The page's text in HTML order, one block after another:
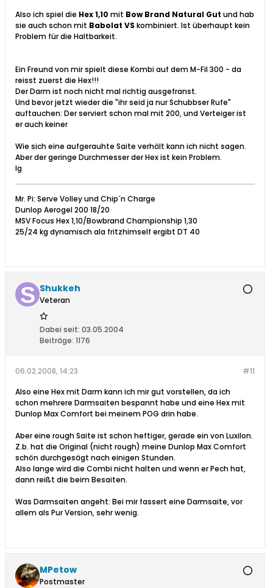
Also ich spiel die Hex 1,10 mit Bow Brand Natural Gut und hab
sie auch schon mit Babolat VS kombiniert. Ist überhaupt kein
Problem für die Haltbarkeit.
Ein Freund von mir spielt diese Kombi auf dem M-Fil 300 - da
reisst zuerst die Hex!!!
Der Darm ist noch nicht mal richtig ausgefranst.
Und bevor jetzt wieder die "ihr seid ja nur Schubbser Rufe"
auftauchen: Der serviert schon mal mit 200, und Verteiger ist
er auch keiner
Wie sich eine aufgerauhte Saite verhält kann ich nicht sagen.
Aber der geringe Durchmesser der Hex ist kein Problem.
lg
Mr. Pi: Serve Volley und Chip´n Charge
Dunlop Aerogel 200 18/20
MSV Focus Hex 1,10/Bowbrand Championship 1,30
25/24 kg dynamisch ala fritzhimself ergibt DT 40
Shukkeh
Veteran
Dabei seit: 03.05.2004
Beiträge: 1176
#11
06.02.2008, 14:23
Also eine Hex mit Darm kann ich mir gut vorstellen, da ich
schon mehrere Darmsaiten bespannt habe und eine Hex mit
Dunlop Max Comfort bei meinem POG drin habe.
Aber eine rough Saite ist schon heftiger, gerade ein von Luxilon.
Z.b. hat die Original (nicht rough) meine Dunlop Max Comfort
schön durchgesägt nach einigen Stunden.
Also lange wird die Combi nicht halten und wenn er Pech hat,
dann reißt die beim Besaiten.
Was Darmsaiten angeht: Bei mir fassert eine Darmsaite, vor
allem als Pur Version, sehr wenig.
MPetow
Postmaster